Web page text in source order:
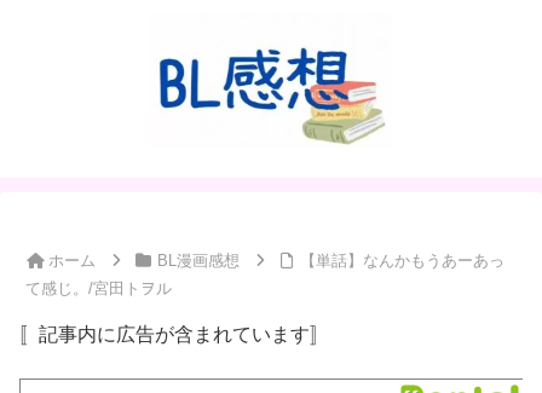
ホーム BL漫画感想
【単話】なんかもうあーあっ
て感じ。/宮田トヲル
〚記事内に広告が含まれています〛